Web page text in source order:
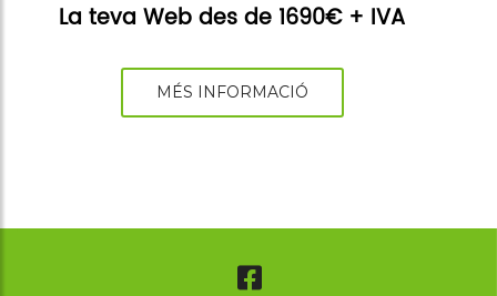
La teva Web des de 1690€ + IVA
MÉS INFORMACIÓ